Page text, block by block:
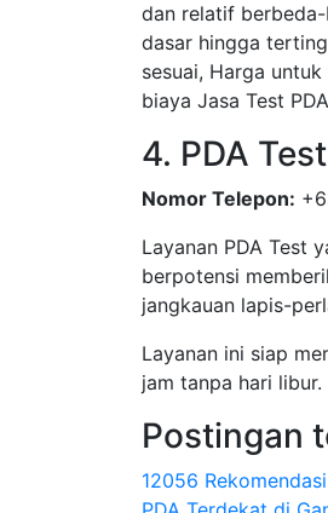
dan relatif
dasar hingga
sesuai, Harga
biaya Jasa Test
4. PDA
Nomor Telepon:
Layanan PDA Test
berpotensi
jangkauan lapis-
Layanan ini siap
jam tanpa hari libur.
Postingan
12056